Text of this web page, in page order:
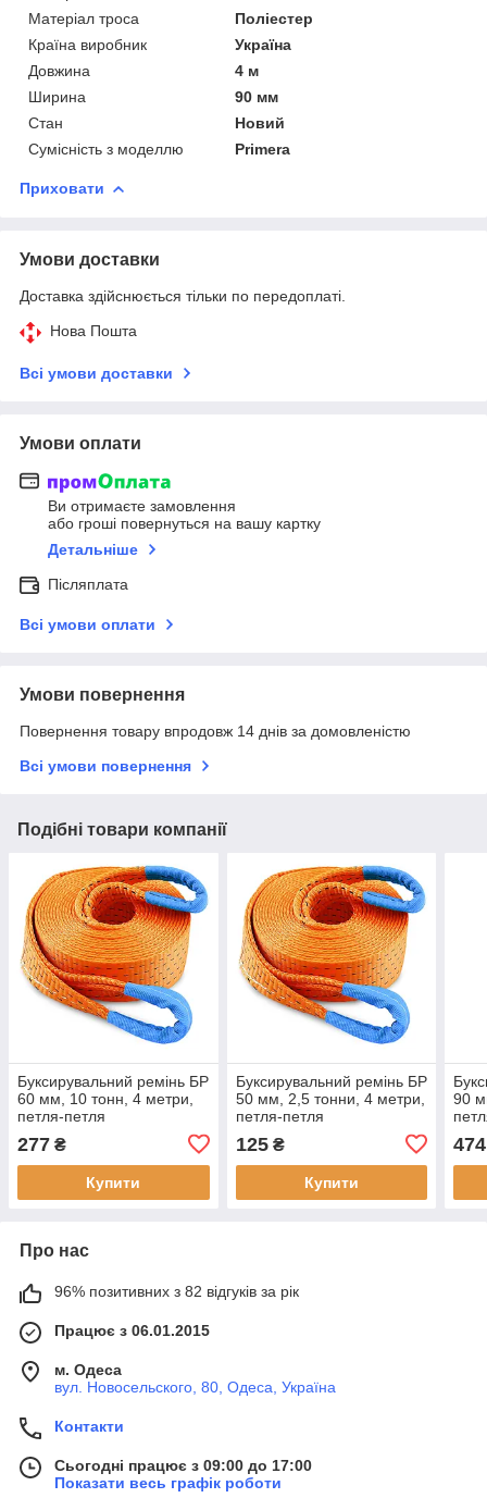
Матеріал троса
Поліестер
Країна виробник
Україна
Довжина
4 м
Ширина
90 мм
Стан
Новий
Сумісність з моделлю
Primera
Приховати
Умови доставки
Доставка здійснюється тільки по передоплаті.
Нова Пошта
Всі умови доставки
Умови оплати
Ви отримаєте замовлення
або гроші повернуться на вашу картку
Детальніше
Післяплата
Всі умови оплати
Умови повернення
Повернення товару впродовж 14 днів за домовленістю
Всі умови повернення
Подібні товари компанії
Буксирувальний ремінь БР
60 мм, 10 тонн, 4 метри,
петля-петля
277 ₴
Купити
Буксирувальний ремінь БР
50 мм, 2,5 тонни, 4 метри,
петля-петля
125₴
Купити
90
474
Про нас
96% позитивних з 82 відгуків за рік
Працює з 06.01.2015
м. Одеса
вул. Новосельского, 80, Одеса, Україна
Контакти
Сьогодні працює з 09:00 до 17:00
Показати весь графік роботи